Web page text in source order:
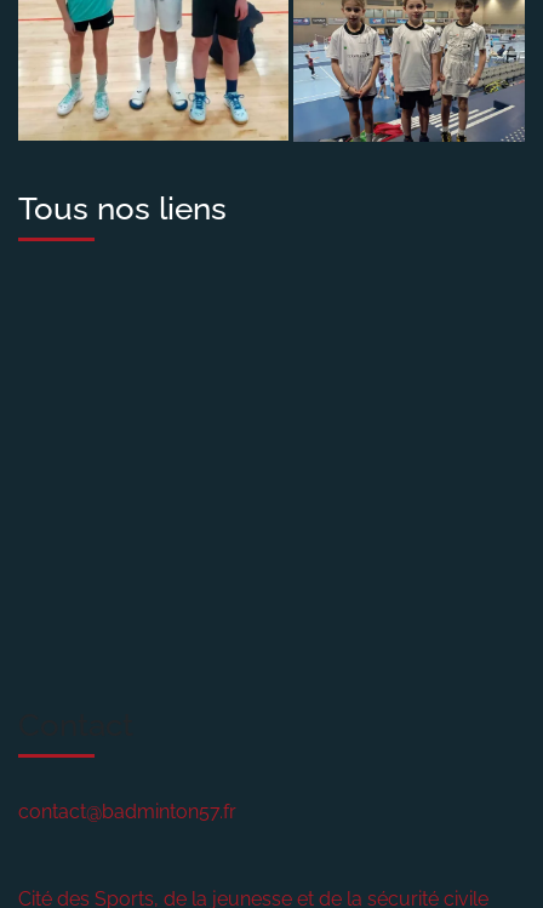
Tous nos liens
contact@badminton57.fr
Cité des Sports, de la jeunesse et de la sécurité civile